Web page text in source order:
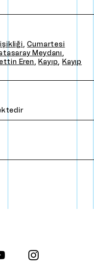
,Cumartesi
Meydanı,
Eren, Kayıp, Kayıp